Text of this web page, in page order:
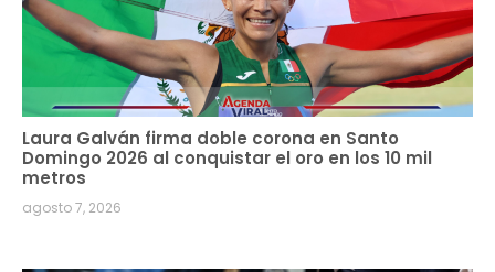
Laura Galván firma doble corona en Santo
Domingo 2026 al conquistar el oro en los 10 mil
metros
agosto 7, 2026